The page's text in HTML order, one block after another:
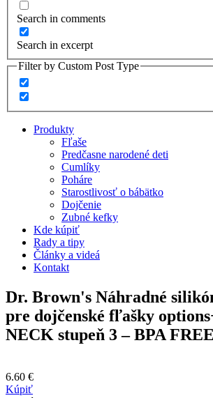
Search in comments
Search in excerpt
Filter by Custom Post Type
Produkty
Fľaše
Predčasne narodené deti
Cumlíky
Poháre
Starostlivosť o bábätko
Dojčenie
Zubné kefky
Kde kúpiť
Rady a tipy
Články a videá
Kontakt
Dr. Brown's Náhradné
pre dojčenské fľašky
NECK stupeň 3 – BPA
6.60 €
Kúpiť